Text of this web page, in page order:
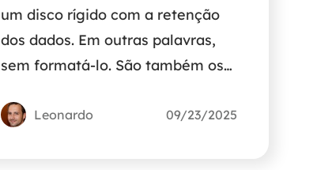
um disco rígido com a retenção
dos dados. Em outras palavras,
sem formatá-lo. São também os
desinstalar o Windows 7, 8 ou 10
Leonardo 09/23/2025